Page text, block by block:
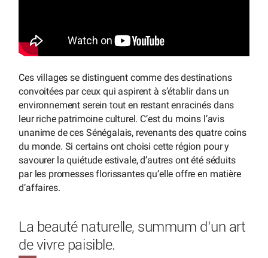
Ces villages se distinguent comme des destinations
convoitées par ceux qui aspirent à s’établir dans un
environnement serein tout en restant enracinés dans
leur riche patrimoine culturel. C’est du moins l’avis
unanime de ces Sénégalais, revenants des quatre coins
du monde. Si certains ont choisi cette région pour y
savourer la quiétude estivale, d’autres ont été séduits
par les promesses florissantes qu’elle offre en matière
d’affaires.
La beauté naturelle, summum d’un art
de vivre paisible.